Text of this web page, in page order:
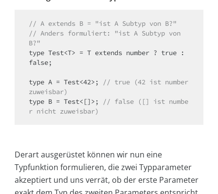
// A extends B = "ist A Subtyp von B?"
// Anders formuliert: "ist A Subtyp von
B?"
type Test<T> = T extends number ? true :
false;
type A = Test<42>;
// true (42 ist number
zuweisbar)
type B = Test<[]>;
// false ([] ist numbe
r nicht zuweisbar)
Derart ausgerüstet können wir nun eine
Typfunktion formulieren, die zwei Typparameter
akzeptiert und uns verrät, ob der erste Parameter